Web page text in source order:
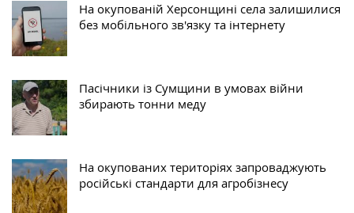
На окупованій Херсонщині села залишилися
без мобільного зв'язку та інтернету
Пасічники із Сумщини в умовах війни
збирають тонни меду
На окупованих територіях запроваджують
російські стандарти для агробізнесу